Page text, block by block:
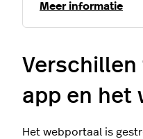
Meer informatie
Verschillen
app en het
Het webportaal is